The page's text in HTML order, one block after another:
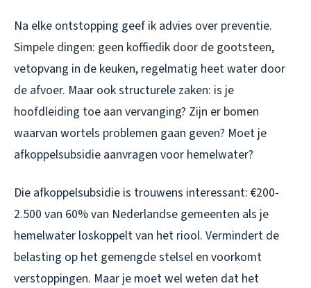
Na elke ontstopping geef ik advies over preventie.
Simpele dingen: geen koffiedik door de gootsteen,
vetopvang in de keuken, regelmatig heet water door
de afvoer. Maar ook structurele zaken: is je
hoofdleiding toe aan vervanging? Zijn er bomen
waarvan wortels problemen gaan geven? Moet je
afkoppelsubsidie aanvragen voor hemelwater?
Die afkoppelsubsidie is trouwens interessant: €200-
2.500 van 60% van Nederlandse gemeenten als je
hemelwater loskoppelt van het riool. Vermindert de
belasting op het gemengde stelsel en voorkomt
verstoppingen. Maar je moet wel weten dat het